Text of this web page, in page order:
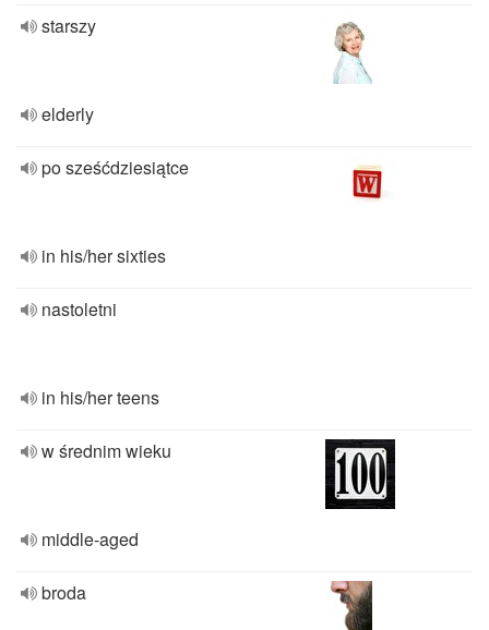
starszy
elderly
po sześćdziesiątce
in his/her sixties
nastoletni
in his/her teens
w średnim wieku
middle-aged
broda